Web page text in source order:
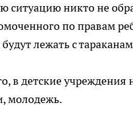
ситуацию никто не
по правам
лежать с
в детские учреждения
молодежь.